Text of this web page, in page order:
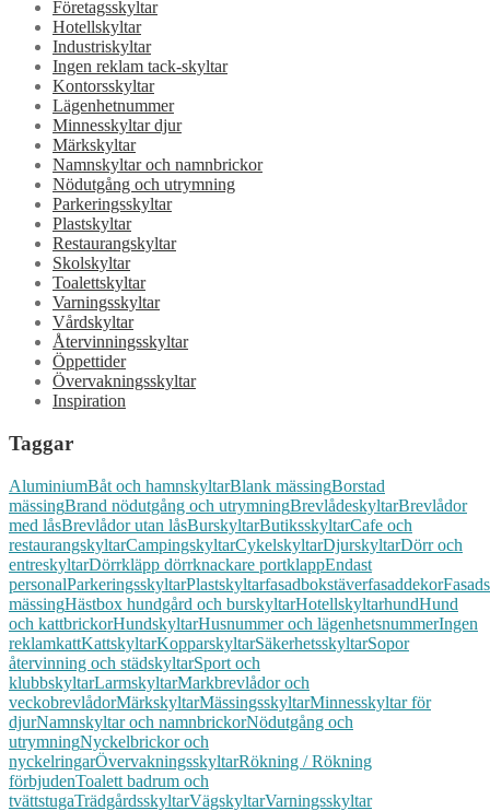
Företagsskyltar
Hotellskyltar
Industriskyltar
Ingen reklam tack-skyltar
Kontorsskyltar
Lägenhetnummer
Minnesskyltar djur
Märkskyltar
Namnskyltar och namnbrickor
Nödutgång och utrymning
Parkeringsskyltar
Plastskyltar
Restaurangskyltar
Skolskyltar
Toalettskyltar
Varningsskyltar
Vårdskyltar
Återvinningsskyltar
Öppettider
Övervakningsskyltar
Inspiration
Taggar
AluminiumBåt och hamnskyltarBlank mässingBorstad
mässingBrand nödutgång och utrymningBrevlådeskyltarBrevlådor
med låsBrevlådor utan låsBurskyltarButiksskyltarCafe och
restaurangskyltarCampingskyltarCykelskyltarDjurskyltarDörr och
entreskyltarDörrkläpp dörrknackare portklappEndast
personalParkeringsskyltarPlastskyltarfasadbokstäverfasaddekor
mässingHästbox hundgård och burskyltarHotellskyltarhundHund
och kattbrickorHundskyltarHusnummer och lägenhetsnummerIngen
reklamkattKattskyltarKopparskyltarSäkerhetsskyltarSopor
återvinning och städskyltarSport och
klubbskyltarLarmskyltarMarkbrevlådor och
veckobrevlådorMärkskyltarMässingsskyltarMinnesskyltar för
djurNamnskyltar och namnbrickorNödutgång och
utrymningNyckelbrickor och
nyckelringarÖvervakningsskyltarRökning / Rökning
förbjudenToalett badrum och
tvättstugaTrädgårdsskyltarVägskyltarVarningsskyltar